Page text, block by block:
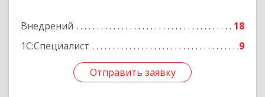
Внедрений
18
1С:Специалист
9
Отправить заявку
Отправить заявку